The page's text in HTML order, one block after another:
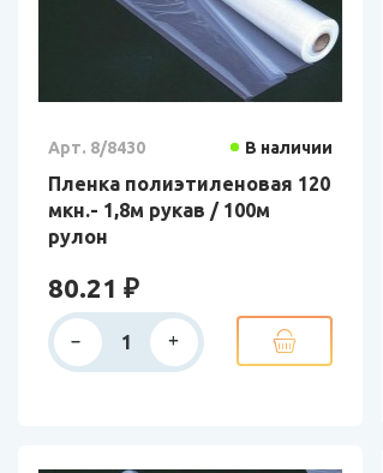
Арт. 8/8430 В наличии
Пленка полиэтиленовая 120
мкн.- 1,8м рукав / 100м
рулон
80.21 ₽